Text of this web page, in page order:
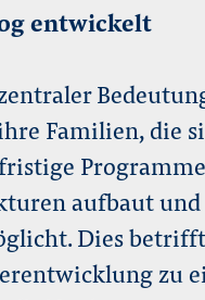
entwickelt
Familien, die
aufbaut
Dies
zu